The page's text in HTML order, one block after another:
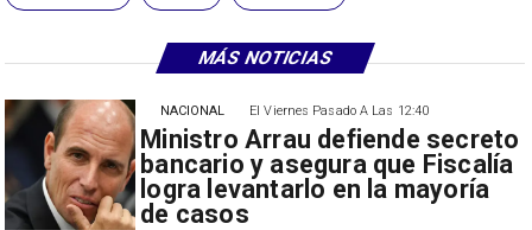
MÁS NOTICIAS
El Viernes Pasado A Las 12:40
Ministro Arrau defiende secreto
bancario y asegura que Fiscalía
logra levantarlo en la mayoría
de casos
NACIONAL